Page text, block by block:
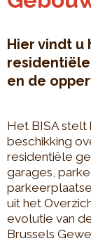
Hier vindt
en de
Het BISA stelt
beschikking
residentiële
garages,
uit het
evolutie van
Brussels